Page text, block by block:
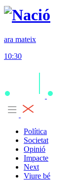
ara mateix
10:30
Política
Societat
Opinió
Impacte
Next
Viure bé